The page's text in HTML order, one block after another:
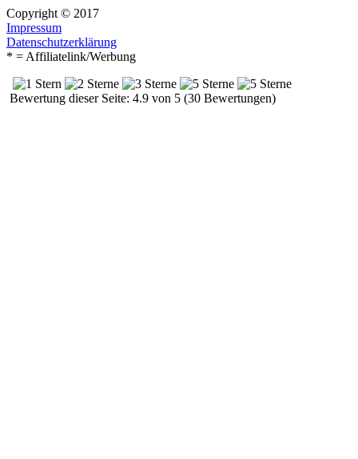
Copyright © 2017
Impressum
Datenschutzerklärung
* = Affiliatelink/Werbung
Bewertung dieser Seite: 4.9 von 5 (30 Bewertungen)